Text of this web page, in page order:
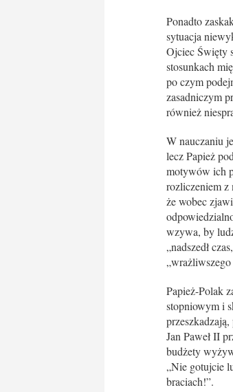
Ponadto
sytuacja
Ojciec Święty
stosunkach
po czym
zasadniczym
również
W nauczaniu
lecz Papież
motywów ich
rozliczeniem z
że wobec
wzywa, by
„nadszedł
Papież-Polak
stopniowym i
Jan Paweł II
budżety
„Nie gotujcie
braciach!”.